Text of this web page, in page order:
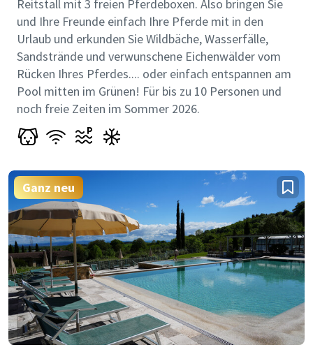
Reitstall mit 3 freien Pferdeboxen. Also bringen Sie
und Ihre Freunde einfach Ihre Pferde mit in den
Urlaub und erkunden Sie Wildbäche, Wasserfälle,
Sandstrände und verwunschene Eichenwälder vom
Rücken Ihres Pferdes.... oder einfach entspannen am
Pool mitten im Grünen! Für bis zu 10 Personen und
noch freie Zeiten im Sommer 2026.
Ganz neu